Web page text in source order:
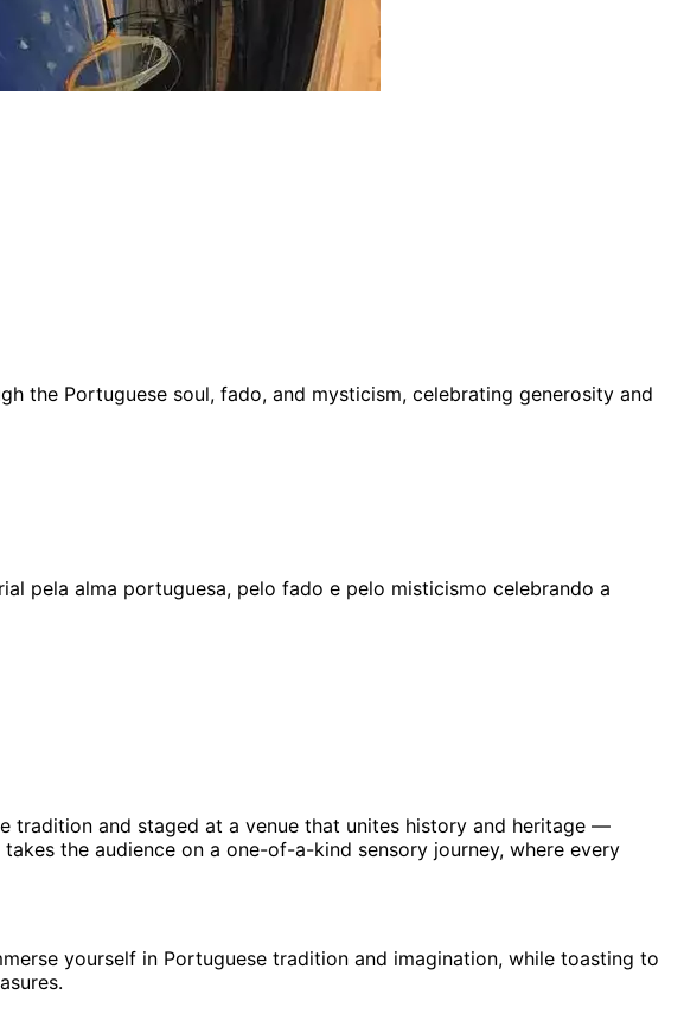
the Portuguese soul, fado, and mysticism, celebrating generosity and
pela alma portuguesa, pelo fado e pelo misticismo celebrando a
tradition and staged at a venue that unites history and heritage —
takes the audience on a one-of-a-kind sensory journey, where every
yourself in Portuguese tradition and imagination, while toasting to